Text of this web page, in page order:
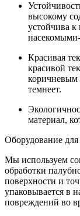
высокому
устойчива
Красивая
красивой
коричневым
темнеет.
материал,
Оборудование
Мы используем
обработки
поверхности и
упаковывается в
повреждений во